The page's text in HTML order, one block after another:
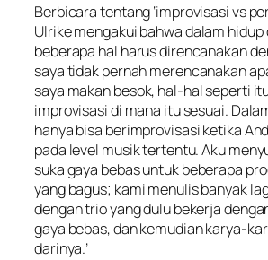
Berbicara tentang ‘improvisasi vs
Ulrike mengakui bahwa dalam hidup
beberapa hal harus direncanakan
saya tidak pernah merencanakan
saya makan besok, hal-hal seperti
improvisasi di mana itu sesuai.
hanya bisa berimprovisasi ketika
pada level musik tertentu. Aku
suka gaya bebas untuk beberapa
yang bagus; kami menulis banyak
dengan trio yang dulu bekerja
gaya bebas, dan kemudian karya-
darinya.’